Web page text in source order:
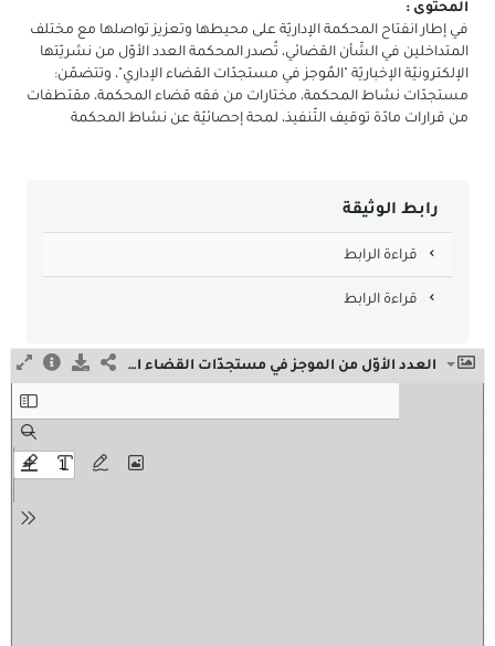
المحتوى :
في إطار انفتاح المحكمة الإداريّة على محيطها وتعزيز تواصلها مع مختلف
المتداخلين في الشّأن القضائي، تُصدر المحكمة العدد الأوّل من نشريّتها
الإلكترونيّة الإخباريّة "المُوجز في مستجدّات القضاء الإداري"، وتتضمّن:
مستجدّات نشاط المحكمة، مختارات من فقه قضاء المحكمة، مقتطفات
من قرارات مادّة توقيف التّنفيذ، لمحة إحصائيّة عن نشاط المحكمة
رابط الوثيقة
قراءة الرابط
قراءة الرابط
العدد الأوّل من الموجز في مستجدّات القضاء الإداري